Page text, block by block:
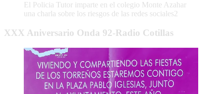
El Policia Tutor imparte en el colegio Monte Azahar
una charla sobre los riesgos de las redes sociales2
XXX Aniversario Onda 92-Radio Cotillas